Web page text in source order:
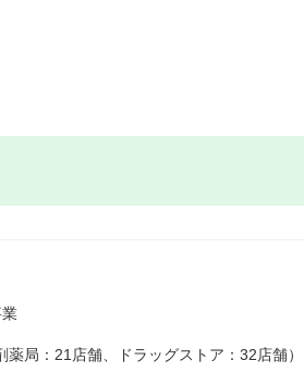
局：21店舗、ドラッグストア：32店舗）